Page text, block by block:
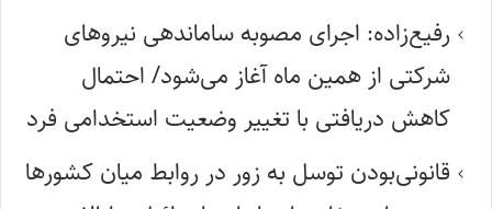
رفیع‌زاده: اجرای مصوبه ساماندهی نیروهای
شرکتی از همین ماه آغاز می‌شود/ احتمال
کاهش دریافتی با تغییر وضعیت استخدامی فرد
قانونی‌بودن توسل به زور در روابط میان کشورها